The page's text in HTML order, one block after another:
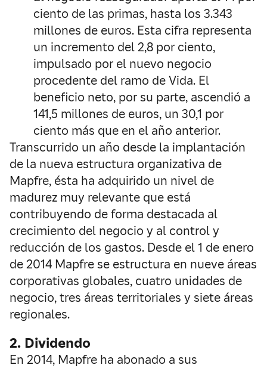
ciento de las primas, hasta los 3.343
millones de euros. Esta cifra representa
un incremento del 2,8 por ciento,
impulsado por el nuevo negocio
procedente del ramo de Vida. El
beneficio neto, por su parte, ascendió a
141,5 millones de euros, un 30,1 por
ciento más que en el año anterior.
Transcurrido un año desde la implantación
de la nueva estructura organizativa de
Mapfre, ésta ha adquirido un nivel de
madurez muy relevante que está
contribuyendo de forma destacada al
crecimiento del negocio y al control y
reducción de los gastos. Desde el 1 de enero
de 2014 Mapfre se estructura en nueve áreas
corporativas globales, cuatro unidades de
negocio, tres áreas territoriales y siete áreas
regionales.
2. Dividendo
En 2014, Mapfre ha abonado a sus